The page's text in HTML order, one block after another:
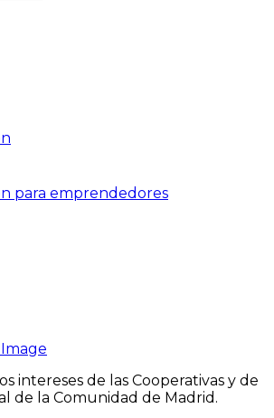
para emprendedores
intereses de las Cooperativas y de
de la Comunidad de Madrid.